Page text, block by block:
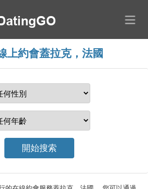
上約會蓋拉克，法國